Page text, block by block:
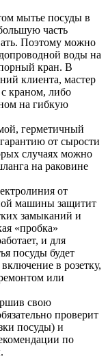
мытье посуды в
часть
Поэтому можно
воды на
кран. В
клиента, мастер
краном, либо
на гибкую
герметичный
от сырости
случаях можно
на раковине
от
машины защитит
замыканий и
«пробка»
и для
посуды будет
в розетку,
или
свою
проверит
посуды) и
по